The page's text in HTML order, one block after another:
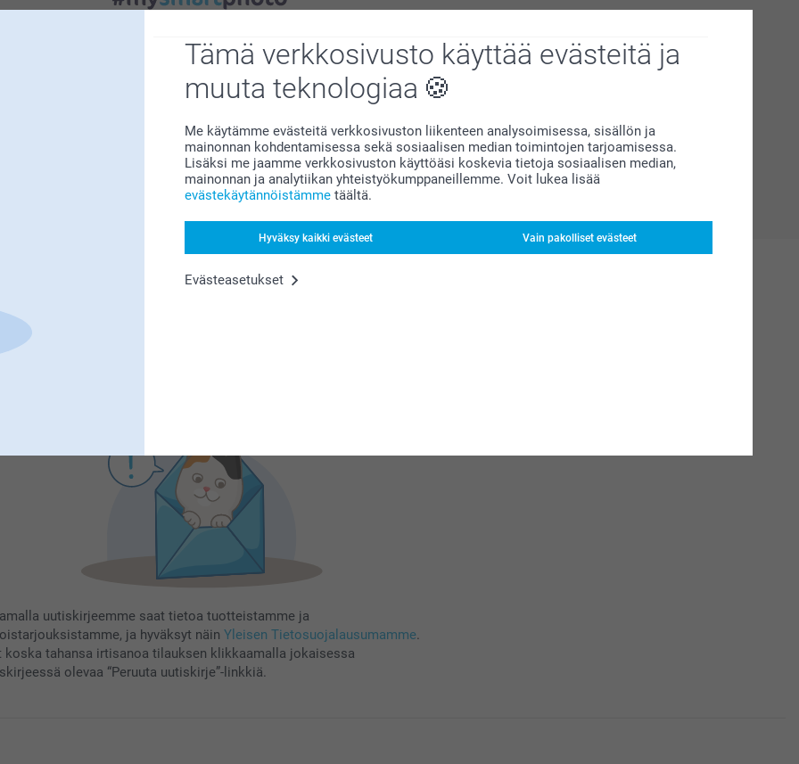
Tämä verkkosivusto käyttää evästeitä ja
muuta teknologiaa
Me käytämme evästeitä verkkosivuston liikenteen analysoimisessa, sisällön ja
mainonnan kohdentamisessa sekä sosiaalisen median toimintojen tarjoamisessa.
Lisäksi me jaamme verkkosivuston käyttöäsi koskevia tietoja sosiaalisen median,
mainonnan ja analytiikan yhteistyökumppaneillemme. Voit lukea lisää
evästekäytännöistämme täältä.
Hyväksy kaikki evästeet Vain pakolliset evästeet
Evästeasetukset
Olemme täällä sinun vuoksesi
Tilaa uutiskirje
sähköpostiosoitteesi tähän
uutiskirjeemme saat tietoa tuotteistamme ja
ja hyväksyt näin Yleisen Tietosuojalausumamme.
koska tahansa irtisanoa tilauksen klikkaamalla jokaisessa
olevaa “Peruuta uutiskirje”-linkkiä.